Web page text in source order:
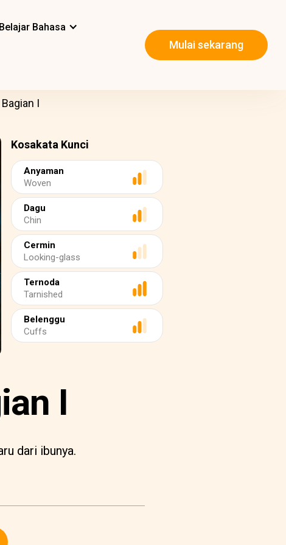
Belajar Bahasa
Mulai sekarang
I
Kosakata Kunci
Anyaman
Woven
Dagu
Chin
Cermin
Looking-glass
Ternoda
Tarnished
Belenggu
Cuffs
I
dari ibunya.